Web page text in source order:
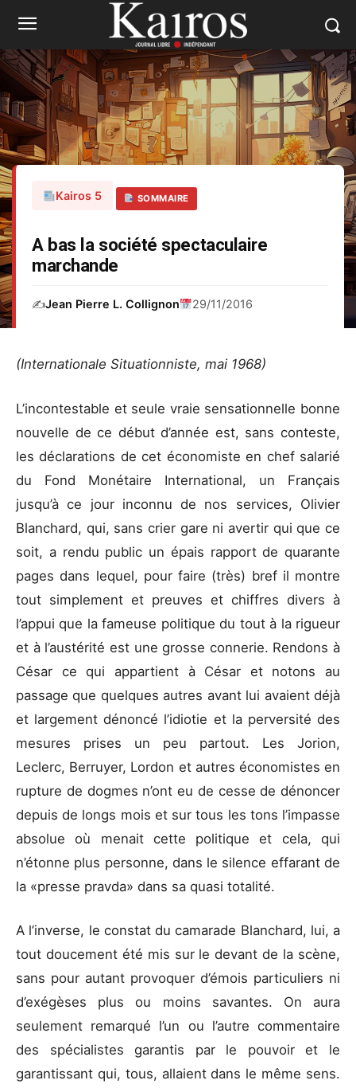
Kairos 5 SOMMAIRE
A bas la société spectaculaire
marchande
✍️Jean Pierre L. Collignon 29/11/2016
(Internationale Situationniste, mai 1968)
L’incontestable et seule vraie sensationnelle bonne
nouvelle de ce début d’année est, sans conteste,
les déclarations de cet économiste en chef salarié
du Fond Monétaire International, un Français
jusqu’à ce jour inconnu de nos services, Olivier
Blanchard, qui, sans crier gare ni avertir qui que ce
soit, a rendu public un épais rapport de quarante
pages dans lequel, pour faire (très) bref il montre
tout simplement et preuves et chiffres divers à
l’appui que la fameuse politique du tout à la rigueur
et à l’austérité est une grosse connerie. Rendons à
César ce qui appartient à César et notons au
passage que quelques autres avant lui avaient déjà
et largement dénoncé l’idiotie et la perversité des
mesures prises un peu partout. Les Jorion,
Leclerc, Berruyer, Lordon et autres économistes en
rupture de dogmes n’ont eu de cesse de dénoncer
depuis de longs mois et sur tous les tons l’impasse
absolue où menait cette politique et cela, qui
n’étonne plus personne, dans le silence effarant de
la «presse pravda» dans sa quasi totalité.
A l’inverse, le constat du camarade Blanchard, lui, a
tout doucement été mis sur le devant de la scène,
sans pour autant provoquer d’émois particuliers ni
d’exégèses plus ou moins savantes. On aura
seulement remarqué l’un ou l’autre commentaire
des spécialistes garantis par le pouvoir et le
garantissant qui, tous, allaient dans le même sens.